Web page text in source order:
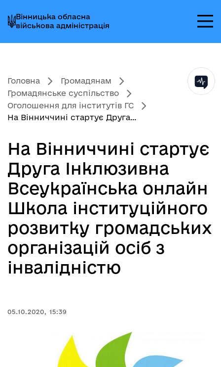
до
головного
меню
до
головного
вмісту
до
головного
колонтитула
Вінницька обласна
військова адміністрація
Головна
Громадянам
Громадянське суспільство
Оголошення для інститутів ГС
На Вінниччині стартує Друга...
На Вінниччині стартує
Друга Інклюзивна
Всеукраїнська онлайн
Школа інституційного
розвитку громадських
організацій осіб з
інвалідністю
05.10.2020, 15:39